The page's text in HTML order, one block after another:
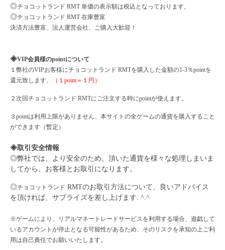
◎チョコットランド RMT 単価の表示額は税込となっております。
◎チョコットランド RMT 在庫豊富
決済方法豊富、法人運営会社、ご購入大歓迎！
◈VIP会員様のpointについて
１弊社のVIPお客様にチョコットランド RMTを購入した金額の1-3％pointを
還元致します、
（１ point＝１円）
２次回チョコットランド RMTにご注文する時にpointが使えます。
３ pointは利用上限がありません、本サイトの全ゲームの通貨を購入すること
ができます（暫定）
◈取引安全情報
◎弊社では、より安全のため、頂いた通貨を様々な処理しまいま
してから、お客様とお取引になります。
◎チョコットランド RMTのお取引方法について、良いアドバイス
を頂ければ、サプライズを差し上げます. ^.^
※ゲームにより、リアルマネートレードサービスを利用する場合、遊戯して
いるアカウントが停止となる可能性があるため、そのリスクを承知の上ご利
用は自己責任でお願いいたします。